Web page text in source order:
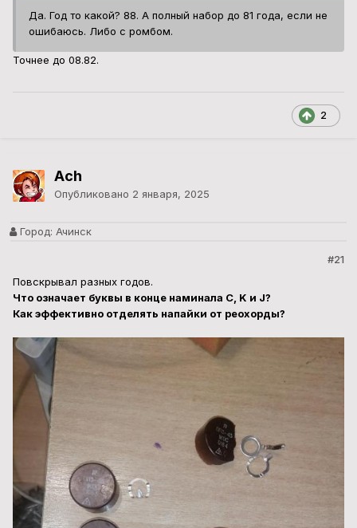
Да. Год то какой? 88. А полный набор до 81 года, если не
ошибаюсь. Либо с ромбом.
Точнее до 08.82.
2
Ach
Опубликовано 2 января, 2025
Город: Ачинск
#21
Повскрывал разных годов.
Что означает буквы в конце наминала C, K и J?
Как эффективно отделять напайки от реохорды?